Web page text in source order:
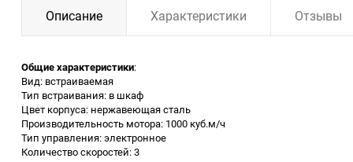
Измерительное
оборудование
Заточные станки (точила)
Дровоколы
Грузоподъемное
оборудование
Описание Характеристики Отзывы
Общие характеристики:
Вид: встраиваемая
Тип встраивания: в шкаф
Цвет корпуса: нержавеющая сталь
Производительность мотора: 1000 куб.м/ч
Тип управления: электронное
Количество скоростей: 3